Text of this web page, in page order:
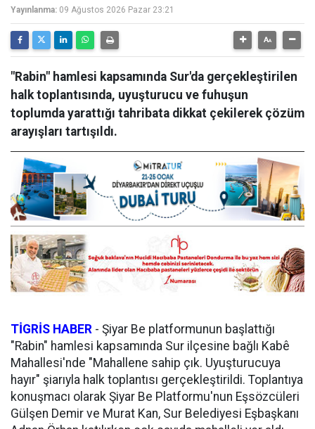
Yayınlanma: 09 Ağustos 2026 Pazar 23:21
"Rabin" hamlesi kapsamında Sur'da gerçekleştirilen
halk toplantısında, uyuşturucu ve fuhuşun
toplumda yarattığı tahribata dikkat çekilerek çözüm
arayışları tartışıldı.
TİGRİS HABER - Şiyar Be platformunun başlattığı
"Rabin" hamlesi kapsamında Sur ilçesine bağlı Kabê
Mahallesi'nde "Mahallene sahip çık. Uyuşturucuya
hayır" şiarıyla halk toplantısı gerçekleştirildi. Toplantıya
konuşmacı olarak Şiyar Be Platformu'nun Eşsözcüleri
Gülşen Demir ve Murat Kan, Sur Belediyesi Eşbaşkanı